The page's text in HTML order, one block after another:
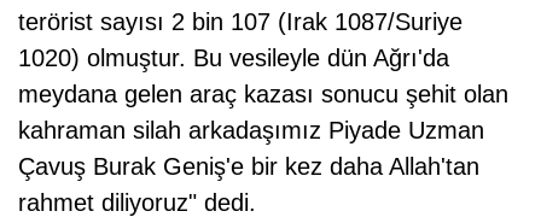
terörist sayısı 2 bin 107 (Irak 1087/Suriye
1020) olmuştur. Bu vesileyle dün Ağrı'da
meydana gelen araç kazası sonucu şehit olan
kahraman silah arkadaşımız Piyade Uzman
Çavuş Burak Geniş'e bir kez daha Allah'tan
rahmet diliyoruz" dedi.